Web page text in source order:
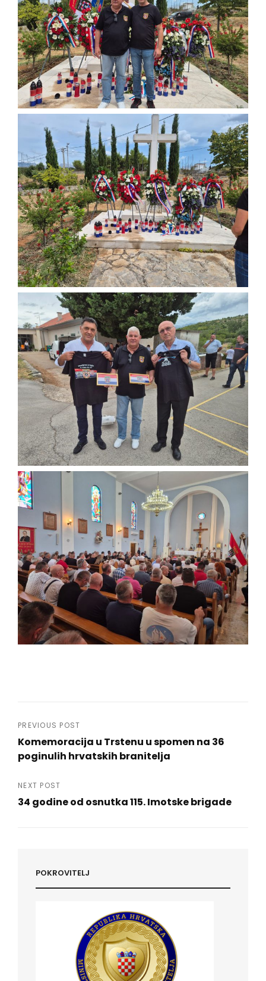
Navigacija
objava
PREVIOUS POST
Komemoracija u Trstenu u spomen na 36
poginulih hrvatskih branitelja
Post
NEXT POST
34 godine od osnutka 115. Imotske brigade
POKROVITELJ